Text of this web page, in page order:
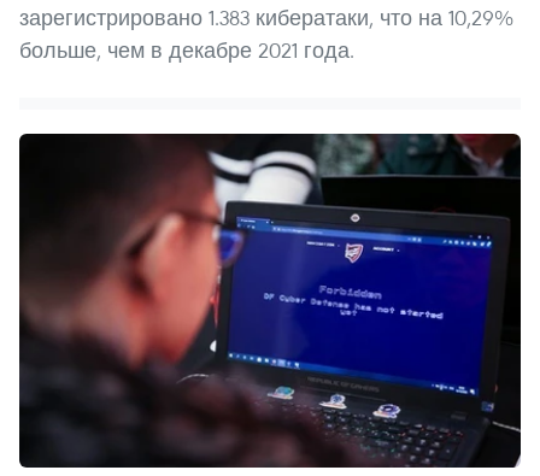
зарегистрировано 1.383 кибератаки, что на 10,29%
больше, чем в декабре 2021 года.